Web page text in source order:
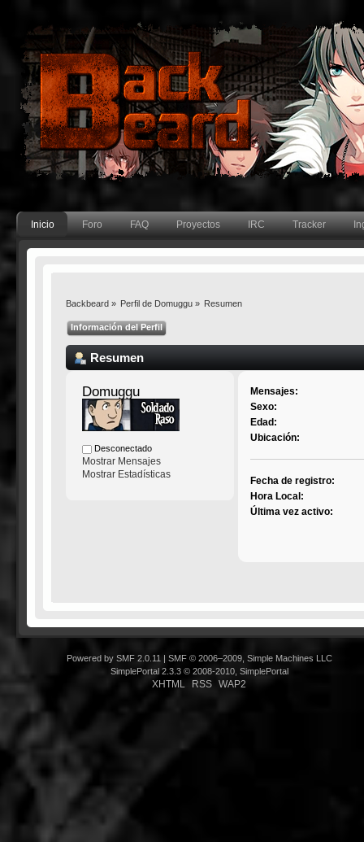
Inicio Foro FAQ Proyectos IRC Tracker
Backbeard» Perfil de Domuggu» Resumen
Información del Perfil
Resumen
Domuggu
Desconectado
Mostrar Mensajes
Mostrar Estadísticas
Mensajes:
Sexo:
Edad:
Ubicación:
Fecha de registro:
Hora Local:
Última vez activo:
Powered by SMF 2.0.11
SMF © 2006–2009, Simple Machines LLC
SimplePortal 2.3.3 © 2008-2010, SimplePortal
XHTML RSS WAP2